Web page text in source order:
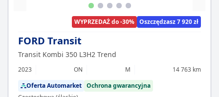
WYPRZEDAŻ do -30% Oszczędzasz 7 920 zł
FORD Transit
Transit Kombi 350 L3H2 Trend
2023 ON M
14 763 km
Oferta Automarket Ochrona gwarancyjna